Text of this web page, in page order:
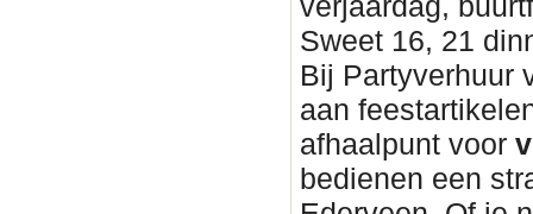
Sweet 16, 21
Bij Partyverhuur
aan
afhaalpunt voor
bedienen een